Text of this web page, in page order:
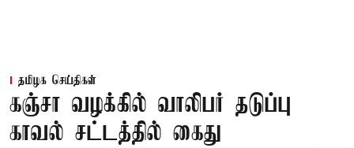
தமிழக செய்திகள்
கஞ்சா வழக்கில் வாலிபர் தடுப்பு
காவல் சட்டத்தில் கைது